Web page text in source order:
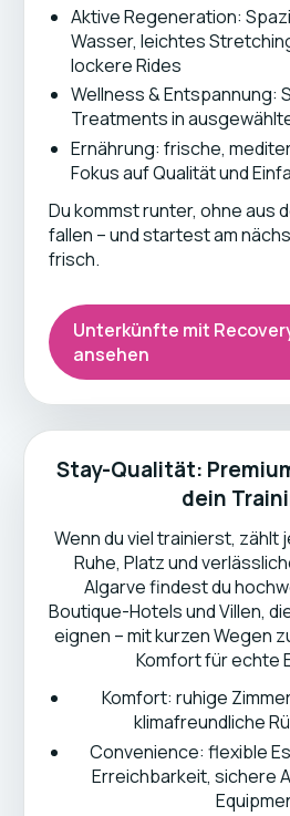
Aktive Regeneration:
Wasser, leichtes
lockere Rides
Wellness & Entspannung:
Treatments in
Ernährung: frische,
Fokus auf Qualität und
Du kommst runter, ohne aus
fallen – und startest am
frisch.
Unterkünfte mit
ansehen
Stay-Qualität:
dein
Wenn du viel trainierst, zählt
Ruhe, Platz und
Algarve findest du
Boutique-Hotels und Villen,
eignen – mit kurzen Wegen
Komfort für echte
Komfort: ruhige
klimafreundliche
Convenience: flexible
Erreichbarkeit, sichere